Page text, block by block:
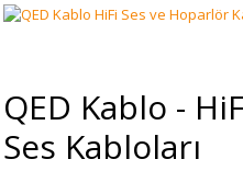
QED Kablo -
Ses Kabloları